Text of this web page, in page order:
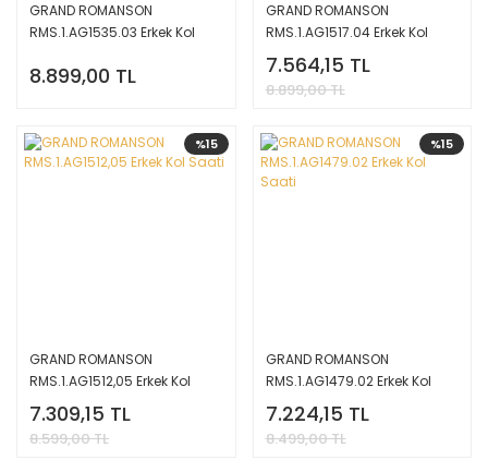
GRAND ROMANSON
RMS.1.AG1535.03 Erkek Kol
8.899,00 TL
GRAND ROMANSON
RMS.1.AG1517.04 Erkek Kol
Saati
7.564,15 TL
8.899,00 TL
%15
GRAND ROMANSON
RMS.1.AG1512,05 Erkek Kol
Saati
7.309,15 TL
8.599,00 TL
%15
GRAND ROMANSON
RMS.1.AG1479.02 Erkek Kol
Saati
7.224,15 TL
8.499,00 TL